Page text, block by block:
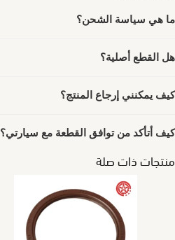
ما هي سياسة الشحن؟
هل القطع أصلية؟
كيف يمكنني إرجاع المنتج؟
كيف أتأكد من توافق القطعة مع سيارتي؟
منتجات ذات صلة